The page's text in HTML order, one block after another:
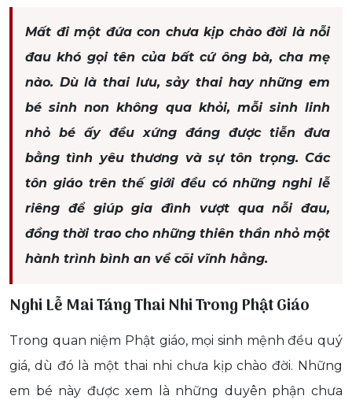
Mất đi một đứa con chưa kịp chào đời là nỗi
đau khó gọi tên của bất cứ ông bà, cha mẹ
nào. Dù là thai lưu, sảy thai hay những em
bé sinh non không qua khỏi, mỗi sinh linh
nhỏ bé ấy đều xứng đáng được tiễn đưa
bằng tình yêu thương và sự tôn trọng. Các
tôn giáo trên thế giới đều có những nghi lễ
riêng để giúp gia đình vượt qua nỗi đau,
đồng thời trao cho những thiên thần nhỏ một
hành trình bình an về cõi vĩnh hằng.
Nghi Lễ Mai Táng Thai Nhi Trong Phật Giáo
Trong quan niệm Phật giáo, mọi sinh mệnh đều quý
giá, dù đó là một thai nhi chưa kịp chào đời. Những
em bé này được xem là những duyên phận chưa